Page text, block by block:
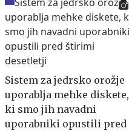
Sistem za jedrsko orožje
uporablja mehke diskete,
ki smo jih navadni
uporabniki opustili pred